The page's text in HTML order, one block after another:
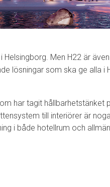
Helsingborg. Men H22 är
lösningar som ska ge alla i
har tagit hållbarhetstänket
till interiörer är
i både hotellrum och